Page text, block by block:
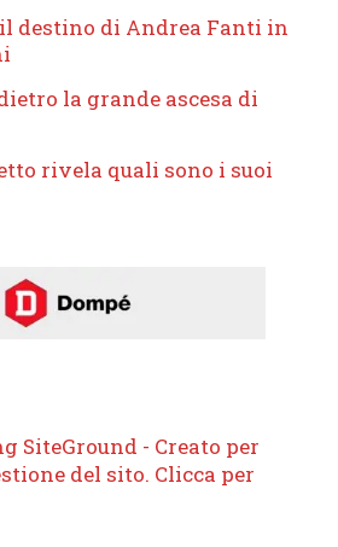
destino di Andrea Fanti in
la grande ascesa di
rivela quali sono i suoi